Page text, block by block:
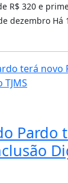
R$ 320 e
dezembro Há
Pardo